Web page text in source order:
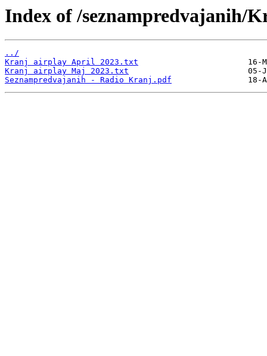
Index of /seznampredvajanih/
../
Kranj airplay April 2023.txt
Kranj airplay Maj 2023.txt
Seznampredvajanih - Radio Kranj.pdf